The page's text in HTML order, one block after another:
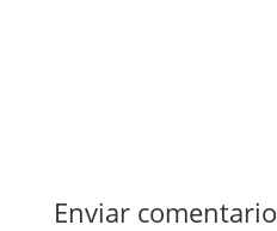
Enviar comentario